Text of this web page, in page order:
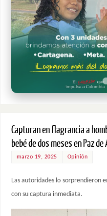
Capturan en flagrancia a
bebé de dos meses en Paz
marzo 19, 2025 Opinión
Las autoridades lo sorprendieron
con su captura inmediata.